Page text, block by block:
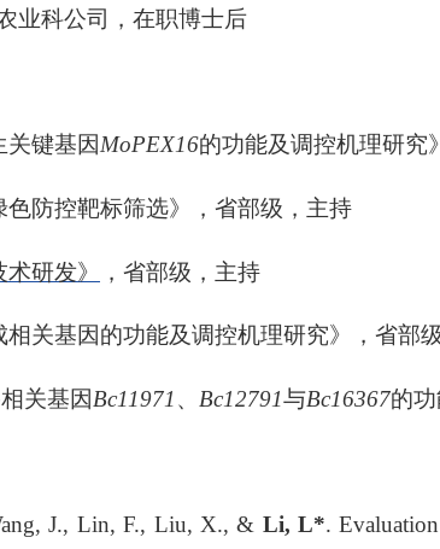
科公司，在职博士后
关键基因MoPEX16的功能及调控机理研究
色防控靶标筛选》，省部级，主持
术研发》 ，省部级，主持
相关基因的功能及调控机理研究》，省部
关基因Bc11971 、 Bc12791与Bc16367的
J., Lin, F., Liu, X., & Li, L*.